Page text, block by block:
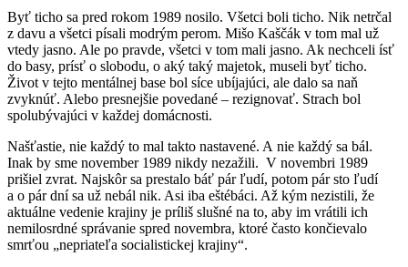
Byť ticho sa pred rokom 1989 nosilo. Všetci boli ticho. Nik netrčal
z davu a všetci písali modrým perom. Mišo Kaščák v tom mal už
vtedy jasno. Ale po pravde, všetci v tom mali jasno. Ak nechceli ísť
do basy, prísť o slobodu, o aký taký majetok, museli byť ticho.
Život v tejto mentálnej base bol síce ubíjajúci, ale dalo sa naň
zvyknúť. Alebo presnejšie povedané – rezignovať. Strach bol
spolubývajúci v každej domácnosti.
Našťastie, nie každý to mal takto nastavené. A nie každý sa bál.
Inak by sme november 1989 nikdy nezažili. V novembri 1989
prišiel zvrat. Najskôr sa prestalo báť pár ľudí, potom pár sto ľudí
a o pár dní sa už nebál nik. Asi iba eštébáci. Až kým nezistili, že
aktuálne vedenie krajiny je príliš slušné na to, aby im vrátili ich
nemilosrdné správanie spred novembra, ktoré často končievalo
smrťou „nepriateľa socialistickej krajiny“.